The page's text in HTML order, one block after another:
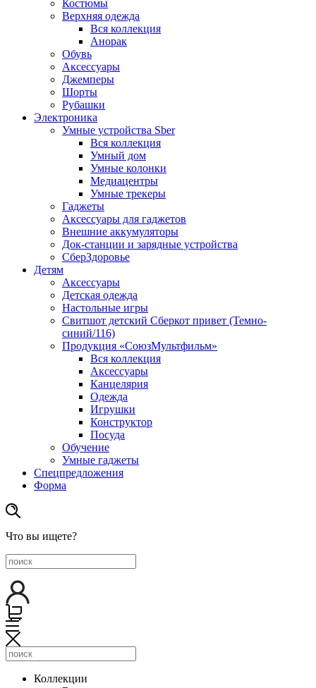
Костюмы
Верхняя одежда
Вся коллекция
Анорак
Обувь
Аксессуары
Джемперы
Шорты
Рубашки
Электроника
Умные устройства Sber
Вся коллекция
Умный дом
Умные колонки
Медиацентры
Умные трекеры
Гаджеты
Аксессуары для гаджетов
Внешние аккумуляторы
Док-станции и зарядные устройства
СберЗдоровье
Детям
Аксессуары
Детская одежда
Настольные игры
Свитшот детский Сберкот привет (Темно-
синий/116)
Продукция «СоюзМультфильм»
Вся коллекция
Аксессуары
Канцелярия
Одежда
Игрушки
Конструктор
Посуда
Обучение
Умные гаджеты
Спецпредложения
Форма
Что вы ищете?
Коллекции